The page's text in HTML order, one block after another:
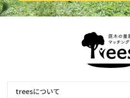
treesについて